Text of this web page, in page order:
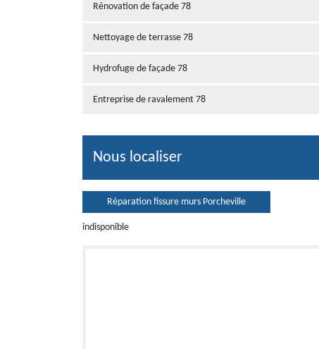
Rénovation de façade 78
Nettoyage de terrasse 78
Hydrofuge de façade 78
Entreprise de ravalement 78
Nous localiser
Réparation fissure murs Porcheville
indisponible